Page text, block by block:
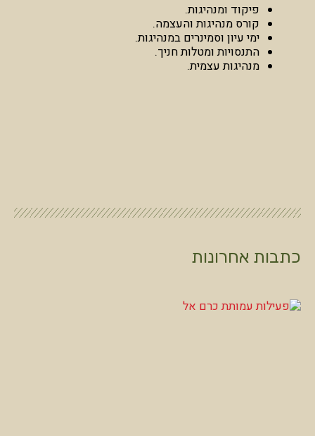
פיקוד ומנהיגות.
קורס מנהיגות והעצמה.
ימי עיון וסמינרים במנהיגות.
התנסויות ומטלות חניך.
מנהיגות עצמית.
כתבות אחרונות